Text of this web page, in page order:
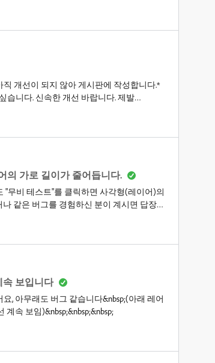
개선이 되지 않아 게시판에 작성합니다.*
습니다. 신속한 개선 바랍니다. 제발
/ gtx 1060- 동시사용 프로그램: 애니메이트
/일러스트/에프터이펙 및 타 프로그램 사용
업데이트 예정)1. 레이어 상하 이동 시, (의
3~4개 레이어의 동일 시간 프레임에 키프레
의 가로 길이가 줄어듭니다.
"무비 테스트"를 클릭하면 사각형(레이어)의
같은 버그를 경험하신 분이 계시면 답장
속 보입니다
, 아무래도 버그 같습니다&nbsp;(아래 레어
속 보임)&nbsp;&nbsp;&nbsp;